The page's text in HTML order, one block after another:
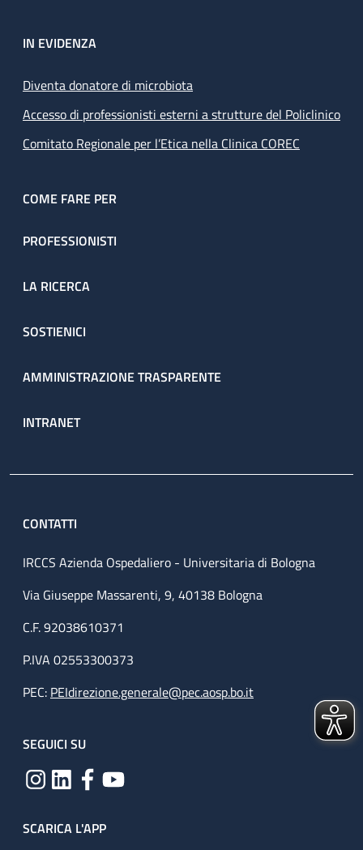
IN EVIDENZA
Diventa donatore di microbiota
Accesso di professionisti esterni a strutture del Policlinico
Comitato Regionale per l’Etica nella Clinica COREC
COME FARE PER
PROFESSIONISTI
LA RICERCA
SOSTIENICI
AMMINISTRAZIONE TRASPARENTE
INTRANET
CONTATTI
IRCCS Azienda Ospedaliero - Universitaria di Bologna
Via Giuseppe Massarenti, 9, 40138 Bologna
C.F. 92038610371
P.IVA 02553300373
PEC: PEIdirezione.generale@pec.aosp.bo.it
SEGUICI SU
SCARICA L'APP